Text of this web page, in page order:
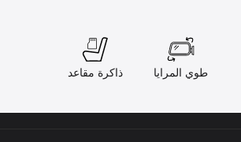
طوي المرايا ذاكرة مقاعد